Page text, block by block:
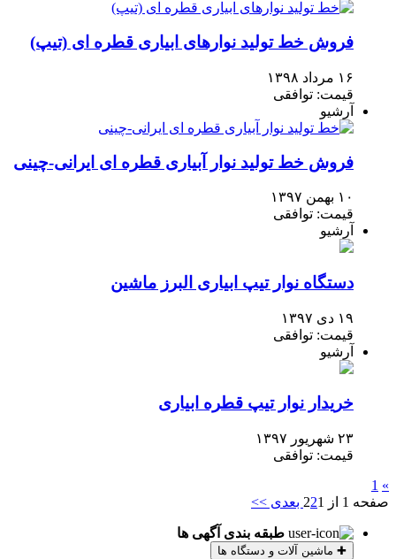
فروش خط تولید نوارهای ابیاری قطره ای (تیپ)
۱۶ مرداد ۱۳۹۸
قیمت: توافقی
آرشیو
فروش خط تولید نوار آبیاری قطره ای ایرانی-چینی
۱۰ بهمن ۱۳۹۷
قیمت: توافقی
آرشیو
دستگاه نوار تیپ ابیاری البرز ماشین
۱۹ دی ۱۳۹۷
قیمت: توافقی
آرشیو
خریدار نوار تیپ قطره ابیاری
۲۳ شهریور ۱۳۹۷
قیمت: توافقی
»
1
صفحه 1 از 2
21 بعدی >>
طبقه بندی آگهی ها
✚ ماشین آلات و دستگاه ها